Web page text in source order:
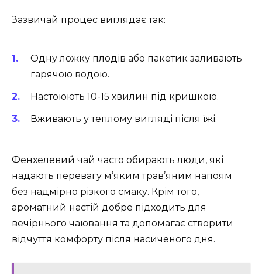
Зазвичай процес виглядає так:
Одну ложку плодів або пакетик заливають
гарячою водою.
Настоюють 10-15 хвилин під кришкою.
Вживають у теплому вигляді після їжі.
Фенхелевий чай часто обирають люди, які
надають перевагу м’яким трав’яним напоям
без надмірно різкого смаку. Крім того,
ароматний настій добре підходить для
вечірнього чаювання та допомагає створити
відчуття комфорту після насиченого дня.